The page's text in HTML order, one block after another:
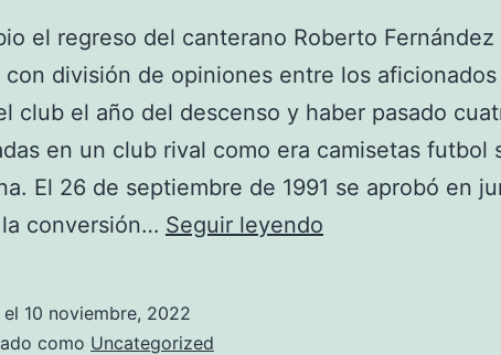
el regreso del canterano Roberto
con división de opiniones entre los
club el año del descenso y haber pasado
en un club rival como era camisetas futbol
El 26 de septiembre de 1991 se aprobó en
conversión… Seguir leyendo
10 noviembre, 2022
como Uncategorized